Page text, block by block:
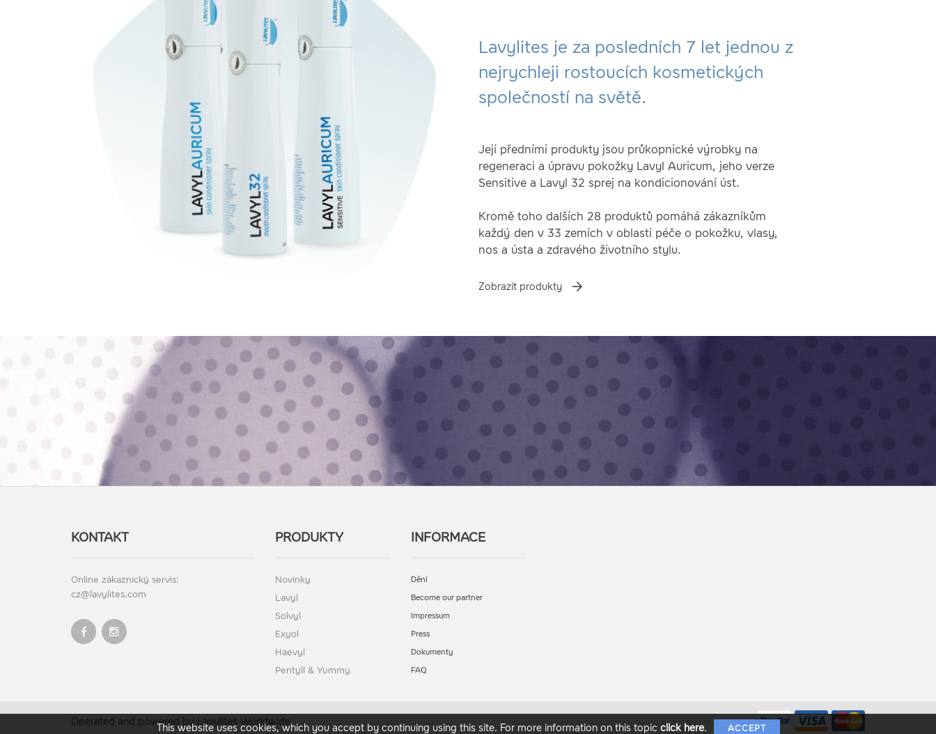
Lavylites je za posledních 7 let jednou z
nejrychleji rostoucích kosmetických
společností na světě.
Její předními produkty jsou průkopnické výrobky na
regeneraci a úpravu pokožky Lavyl Auricum, jeho verze
Sensitive a Lavyl 32 sprej na kondicionování úst.
Kromě toho dalších 28 produktů pomáhá zákazníkům
každý den v 33 zemích v oblasti péče o pokožku, vlasy,
nos a ústa a zdravého životního stylu.
Zobrazit produkty
KONTAKT
Online zákaznický servis:
cz@lavylites.com
PRODUKTY
Novinky
Lavyl
Solvyl
Exyol
Haevyl
Pentyll & Yummy
INFORMACE
Dění
Become our partner
Impressum
Press
Dokumenty
FAQ
Operated and powered by Lavylites Worldwide
This website uses cookies, which you accept by continuing using this site. For more information on this topic click here. ACCEPT